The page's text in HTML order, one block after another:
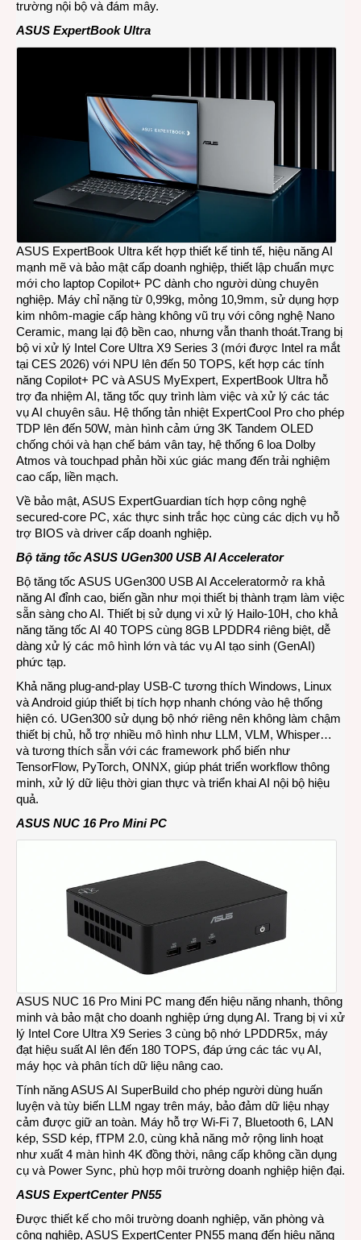
trường nội bộ và đám mây.
ASUS ExpertBook Ultra
ASUS ExpertBook Ultra kết hợp thiết kế tinh tế, hiệu năng AI
mạnh mẽ và bảo mật cấp doanh nghiệp, thiết lập chuẩn mực
mới cho laptop Copilot+ PC dành cho người dùng chuyên
nghiệp. Máy chỉ nặng từ 0,99kg, mỏng 10,9mm, sử dụng hợp
kim nhôm-magie cấp hàng không vũ trụ với công nghệ Nano
Ceramic, mang lại độ bền cao, nhưng vẫn thanh thoát.Trang bị
bộ vi xử lý Intel Core Ultra X9 Series 3 (mới được Intel ra mắt
tại CES 2026) với NPU lên đến 50 TOPS, kết hợp các tính
năng Copilot+ PC và ASUS MyExpert, ExpertBook Ultra hỗ
trợ đa nhiệm AI, tăng tốc quy trình làm việc và xử lý các tác
vụ AI chuyên sâu. Hệ thống tản nhiệt ExpertCool Pro cho phép
TDP lên đến 50W, màn hình cảm ứng 3K Tandem OLED
chống chói và hạn chế bám vân tay, hệ thống 6 loa Dolby
Atmos và touchpad phản hồi xúc giác mang đến trải nghiệm
cao cấp, liền mạch.
Về bảo mật, ASUS ExpertGuardian tích hợp công nghệ
secured‑core PC, xác thực sinh trắc học cùng các dịch vụ hỗ
trợ BIOS và driver cấp doanh nghiệp.
Bộ tăng tốc ASUS UGen300 USB AI Accelerator
Bộ tăng tốc ASUS UGen300 USB AI Acceleratormở ra khả
năng AI đỉnh cao, biến gần như mọi thiết bị thành trạm làm việc
sẵn sàng cho AI. Thiết bị sử dụng vi xử lý Hailo‑10H, cho khả
năng tăng tốc AI 40 TOPS cùng 8GB LPDDR4 riêng biệt, dễ
dàng xử lý các mô hình lớn và tác vụ AI tạo sinh (GenAI)
phức tạp.
Khả năng plug‑and‑play USB‑C tương thích Windows, Linux
và Android giúp thiết bị tích hợp nhanh chóng vào hệ thống
hiện có. UGen300 sử dụng bộ nhớ riêng nên không làm chậm
thiết bị chủ, hỗ trợ nhiều mô hình như LLM, VLM, Whisper…
và tương thích sẵn với các framework phổ biến như
TensorFlow, PyTorch, ONNX, giúp phát triển workflow thông
minh, xử lý dữ liệu thời gian thực và triển khai AI nội bộ hiệu
quả.
ASUS NUC 16 Pro Mini PC
ASUS NUC 16 Pro Mini PC mang đến hiệu năng nhanh, thông
minh và bảo mật cho doanh nghiệp ứng dụng AI. Trang bị vi xử
lý Intel Core Ultra X9 Series 3 cùng bộ nhớ LPDDR5x, máy
đạt hiệu suất AI lên đến 180 TOPS, đáp ứng các tác vụ AI,
máy học và phân tích dữ liệu nâng cao.
Tính năng ASUS AI SuperBuild cho phép người dùng huấn
luyện và tùy biến LLM ngay trên máy, bảo đảm dữ liệu nhạy
cảm được giữ an toàn. Máy hỗ trợ Wi-Fi 7, Bluetooth 6, LAN
kép, SSD kép, fTPM 2.0, cùng khả năng mở rộng linh hoạt
như xuất 4 màn hình 4K đồng thời, nâng cấp không cần dụng
cụ và Power Sync, phù hợp môi trường doanh nghiệp hiện đại.
ASUS ExpertCenter PN55
Được thiết kế cho môi trường doanh nghiệp, văn phòng và
công nghiệp, ASUS ExpertCenter PN55 mang đến hiệu năng